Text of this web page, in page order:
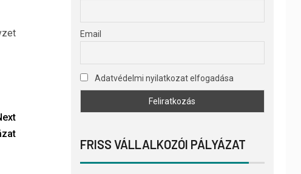
Email
Adatvédelmi nyilatkozat elfogadása
FRISS VÁLLALKOZÓI PÁLYÁZAT